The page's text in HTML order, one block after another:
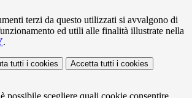
terzi da questo utilizzati si avvalgono di
ed utili alle finalità illustrate nella
.
tutti i cookies Accetta tutti i cookies